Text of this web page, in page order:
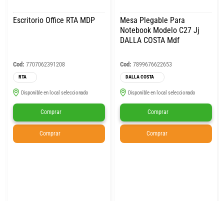
Escritorio Office RTA MDP
Cod: 7707062391208
RTA
Disponible en local seleccionado
Comprar
Comprar
Mesa Plegable Para
Notebook Modelo C27 Jj
DALLA COSTA Mdf
Cod: 7899676622653
DALLA COSTA
Disponible en local seleccionado
Comprar
Comprar